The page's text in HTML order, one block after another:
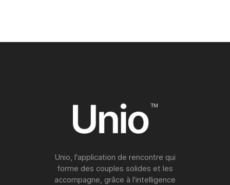
Unio, l'application de rencontre qui
forme des couples solides et les
accompagne, grâce à l'intelligence